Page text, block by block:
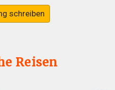
schreiben
Reisen